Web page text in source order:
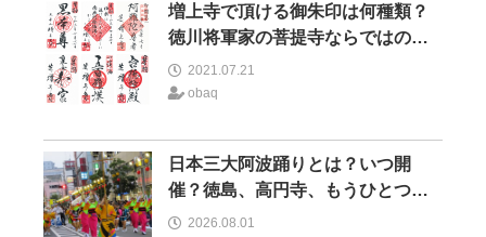
増上寺で頂ける御朱印は何種類？
徳川将軍家の菩提寺ならではの御
朱印も！
2021.07.21
obaq
日本三大阿波踊りとは？いつ開
催？徳島、高円寺、もうひとつは
どこ？
2026.08.01